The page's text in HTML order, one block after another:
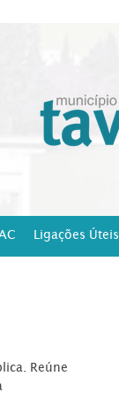
Ligações Úteis
Reúne